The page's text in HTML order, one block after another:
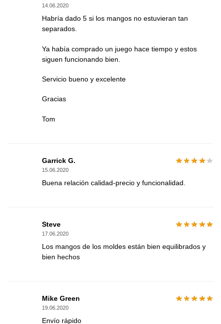
14.06.2020
Habría dado 5 si los mangos no estuvieran tan
separados.
Ya había comprado un juego hace tiempo y estos
siguen funcionando bien.
Servicio bueno y excelente
Gracias
Tom
Garrick G.
15.06.2020
Buena relación calidad-precio y funcionalidad.
Steve
17.06.2020
Los mangos de los moldes están bien equilibrados y
bien hechos
Mike Green
19.06.2020
Envío rápido